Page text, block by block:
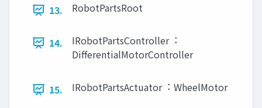
13.
RobotPartsRoot
14.
IRobotPartsController︓
DifferentialMotorController
15. IRobotPartsActuator︓ WheelMotor